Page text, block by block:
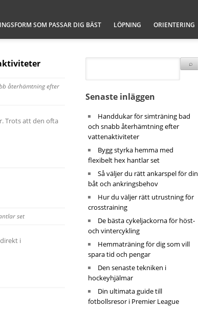
SOM PASSAR DIG BÄST LÖPNING ORIENTERING
återhämtning efter
Trots att den ofta
set
i
Senaste inläggen
Handdukar för simträning bad
och snabb återhämtning efter
vattenaktiviteter
Bygg styrka hemma med
flexibelt hex hantlar set
Så väljer du rätt ankarspel för din
båt och ankringsbehov
Hur du väljer rätt utrustning för
crosstraining
De bästa cykeljackorna för höst-
och vintercykling
Hemmaträning för dig som vill
spara tid och pengar
Den senaste tekniken i
hockeyhjälmar
Din ultimata guide till
fotbollsresor i Premier League